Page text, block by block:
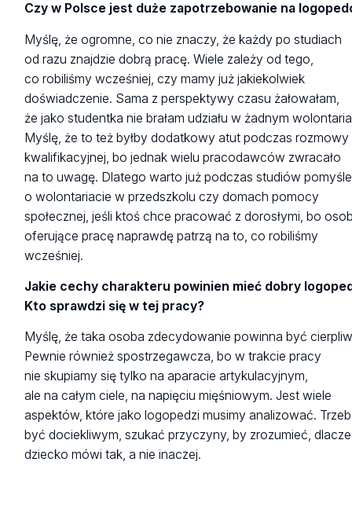
Czy w Polsce jest duże zapotrzebowanie na
Myślę, że ogromne, co nie znaczy, że każdy po studiach
od razu znajdzie dobrą pracę. Wiele zależy od tego,
co robiliśmy wcześniej, czy mamy już jakiekolwiek
doświadczenie. Sama z perspektywy czasu żałowałam,
że jako studentka nie brałam udziału w żadnym
Myślę, że to też byłby dodatkowy atut podczas rozmowy
kwalifikacyjnej, bo jednak wielu pracodawców zwracało
na to uwagę. Dlatego warto już podczas studiów
o wolontariacie w przedszkolu czy domach pomocy
społecznej, jeśli ktoś chce pracować z dorosłymi, bo
oferujące pracę naprawdę patrzą na to, co robiliśmy
wcześniej.
Jakie cechy charakteru powinien mieć dobry
Kto sprawdzi się w tej pracy?
Myślę, że taka osoba zdecydowanie powinna być
Pewnie również spostrzegawcza, bo w trakcie pracy
nie skupiamy się tylko na aparacie artykulacyjnym,
ale na całym ciele, na napięciu mięśniowym. Jest wiele
aspektów, które jako logopedzi musimy analizować.
być dociekliwym, szukać przyczyny, by zrozumieć,
dziecko mówi tak, a nie inaczej.